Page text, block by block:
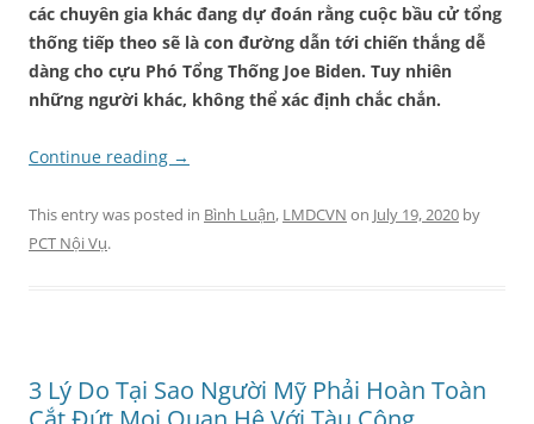
các chuyên gia khác đang dự đoán rằng cuộc bầu cử tổng
thống tiếp theo sẽ là con đường dẫn tới chiến thắng dễ
dàng cho cựu Phó Tổng Thống Joe Biden. Tuy nhiên
những người khác, không thể xác định chắc chắn.
Continue reading →
This entry was posted in Bình Luận, LMDCVN on July 19, 2020 by
PCT Nội Vụ.
3 Lý Do Tại Sao Người Mỹ Phải Hoàn Toàn